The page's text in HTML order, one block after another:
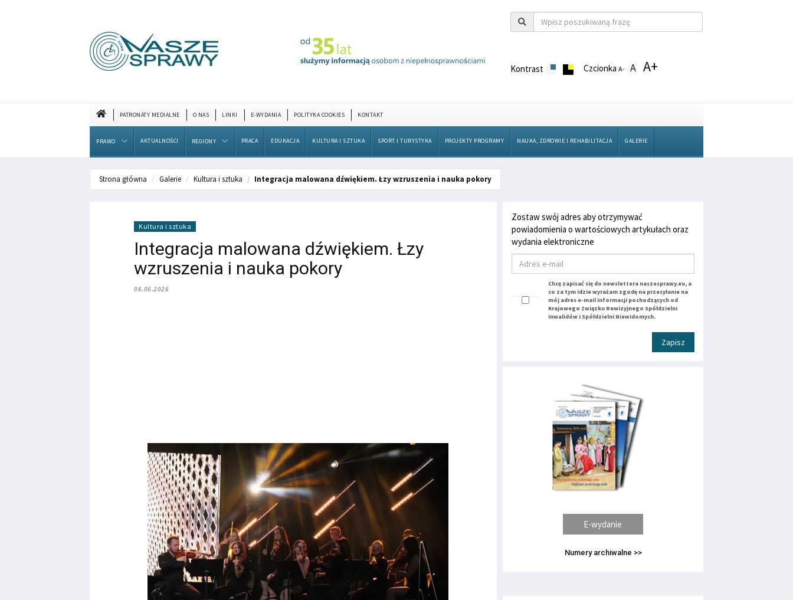
Kontrast CzcionkaA- A A+
PATRONATY MEDIALNE O NAS LINKI E-WYDANIA POLITYKA COOKIES KONTAKT
PRAWO AKTUALNOŚCI REGIONY PRACA EDUKACJA KULTURA I SZTUKA SPORT I TURYSTYKA PROJEKTY PROGRAMY NAUKA, ZDROWIE I REHABILITACJA GALERIE
Strona główna Galerie Kultura i sztuka Integracja malowana dźwiękiem. Łzy wzruszenia i nauka pokory
Kultura i sztuka
Integracja malowana dźwiękiem. Łzy
wzruszenia i nauka pokory
06.06.2026
Zostaw swój adres aby otrzymywać
powiadomienia o wartościowych artykułach oraz
wydania elektroniczne
Chcę zapisać się do newslettera naszesprawy.eu, a
co za tym idzie wyrażam zgodę na przesyłanie na
mój adres e-mail informacji pochodzących od
Krajowego Związku Rewizyjnego Spółdzielni
Inwalidów i Spółdzielni Niewidomych.
Zapisz
E-wydanie
Numery archiwalne >>